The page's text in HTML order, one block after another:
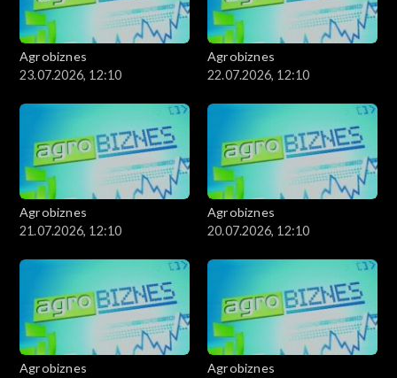
Agrobiznes
23.07.2026, 12:10
Agrobiznes
22.07.2026, 12:10
Agrobiznes
21.07.2026, 12:10
Agrobiznes
20.07.2026, 12:10
Agrobiznes
Agrobiznes